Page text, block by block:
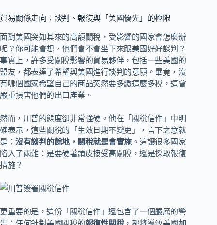
貿易關係走向：談判、報復與「美國優先」的極限
面對美國突如其來的高額關稅，受影響的國家會怎麼辦
呢？你可能會想，他們會不會坐下來跟美國好好談判？
事實上，許多受關稅影響的貿易夥伴，包括一些美國的
盟友，都表達了希望與美國進行談判的意願。畢竟，沒
有哪個國家希望自己的商品突然要多繳這麼多稅，這會
嚴重損害他們的出口產業。
然而，川普的態度卻非常強硬。他在「關稅信件」中明
確表示，這些關稅的「生效日期不變更」，言下之意就
是： 沒有談判的餘地，關稅就是會實施 。這讓很多國家
陷入了兩難：是要硬著頭皮接受高關稅，還是採取報復
措施？
更重要的是，這份「關稅信件」還包含了一個嚴厲的警
告：任何針對美國關稅的報復性關稅 ，都將導致美國加